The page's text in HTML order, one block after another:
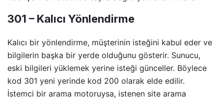
301 – Kalıcı Yönlendirme
Kalıcı bir yönlendirme, müşterinin isteğini kabul eder ve
bilgilerin başka bir yerde olduğunu gösterir. Sunucu,
eski bilgileri yüklemek yerine isteği günceller. Böylece
kod 301 yeni yerinde kod 200 olarak elde edilir.
İstemci bir arama motoruysa, istenen site arama